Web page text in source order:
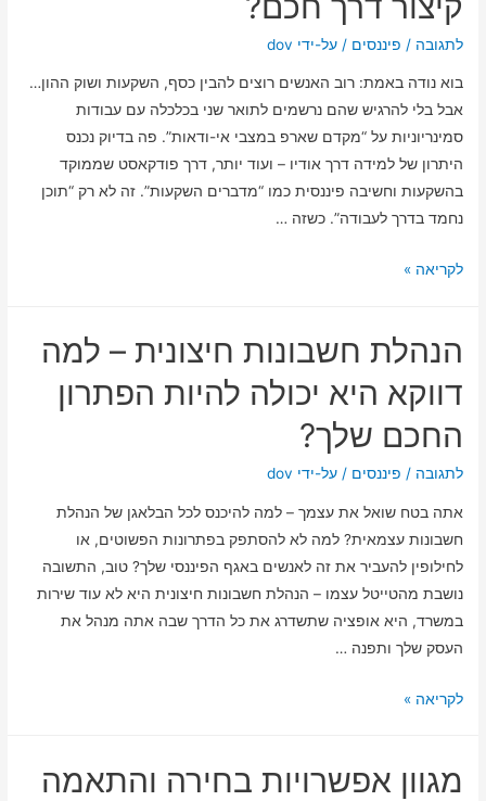
רואה
חשבון
לתגובה / פיננסים / על-ידי dov
בוא נודה באמת: רוב האנשים רוצים להבין כסף, השקעות ושוק ההון…
אבל בלי להרגיש שהם נרשמים לתואר שני בכלכלה עם עבודות
סמינריוניות על “מקדם שארפ במצבי אי-ודאות”. פה בדיוק נכנס
היתרון של למידה דרך אודיו – ועוד יותר, דרך פודקאסט שממוקד
בהשקעות וחשיבה פיננסית כמו “מדברים השקעות”. זה לא רק “תוכן
נחמד בדרך לעבודה”. כשזה …
היתרונות
פיננסית
דרך
הפודקאסט
השקעות”
–
למה
זה
מרגיש
כמו
קיצור
חכם?
לקריאה »
הנהלת חשבונות חיצונית – למה
דווקא היא יכולה להיות הפתרון
החכם שלך?
לתגובה / פיננסים / על-ידי dov
אתה בטח שואל את עצמך – למה להיכנס לכל הבלאגן של הנהלת
חשבונות עצמאית? למה לא להסתפק בפתרונות הפשוטים, או
לחילופין להעביר את זה לאנשים באגף הפיננסי שלך? טוב, התשובה
נושבת מהטייטל עצמו – הנהלת חשבונות חיצונית היא לא עוד שירות
במשרד, היא אופציה שתשדרג את כל הדרך שבה אתה מנהל את
העסק שלך ותפנה …
הנהלת
–
לקריאה »
מגוון אפשרויות בחירה והתאמה